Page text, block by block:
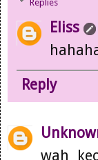
Replies
Eliss
Reply
wah